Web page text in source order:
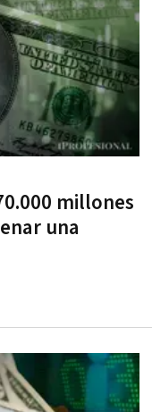
millones
una